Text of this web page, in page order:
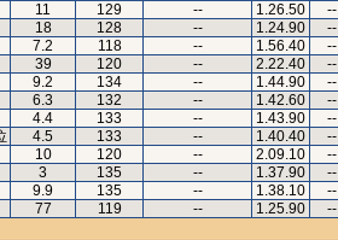
11 129 -- 1.26.50 --
18 128 -- 1.24.90 --
7.2 118 -- 1.56.40 --
39 120 -- 2.22.40 --
9.2 134 -- 1.44.90 --
6.3 132 -- 1.42.60 --
4.4 133 -- 1.43.90 --
4.5 133 -- 1.40.40 --
10 120 -- 2.09.10 --
3 135 -- 1.37.90 --
9.9 135 -- 1.38.10 --
77 119 -- 1.25.90 --